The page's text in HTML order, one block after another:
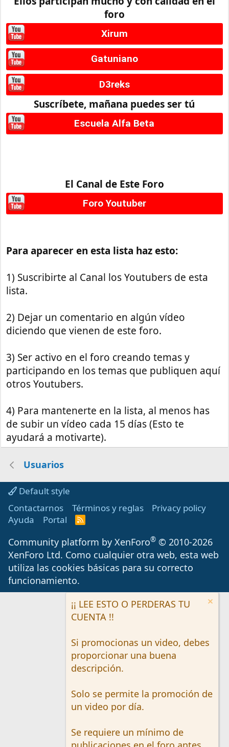
foro
Xirum
Gatuniano
D3reks
Suscríbete, mañana puedes ser tú
Escuela Alfa Beta
El Canal de Este Foro
Foro Youtuber
Para aparecer en esta lista haz esto:
1) Suscribirte al Canal los Youtubers de esta
lista.
2) Dejar un comentario en algún vídeo
diciendo que vienen de este foro.
3) Ser activo en el foro creando temas y
participando en los temas que publiquen aquí
otros Youtubers.
4) Para mantenerte en la lista, al menos has
de subir un vídeo cada 15 días (Esto te
ayudará a motivarte).
Usuarios
Default style
Contactarnos
Términos y reglas
Privacy policy
Ayuda
Portal
R
S
Community platform by XenForo® © 2010-2026
XenForo Ltd. Como cualquier otra web, esta web
utiliza las cookies básicas para su correcto
funcionamiento.
¡¡ LEE ESTO O PERDERAS TU
CUENTA !!
Si promocionas un video, debes
proporcionar una buena
descripción.
Solo se permite la promoción de
un video por día.
Se requiere un mínimo de